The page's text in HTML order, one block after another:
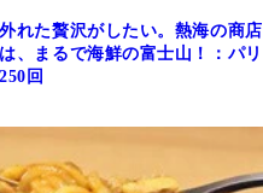
れた贅沢がしたい。熱海の商店
、まるで海鮮の富士山！：パリ
回